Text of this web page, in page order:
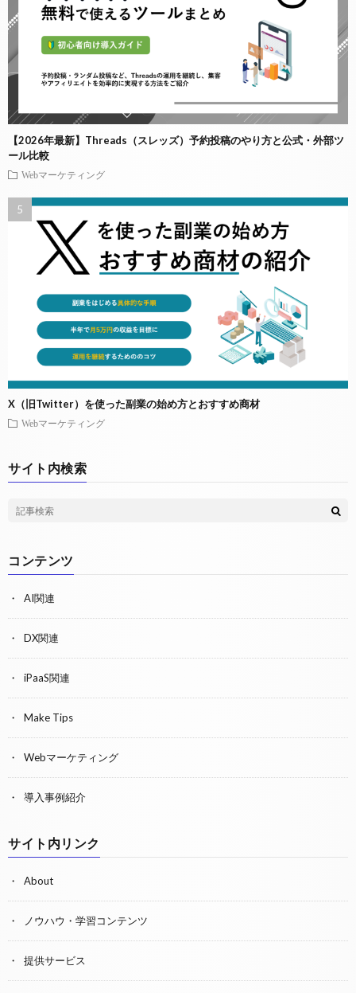
【2026年最新】Threads（スレッズ）予約投稿のやり方と公式・外部ツ
ール比較
Webマーケティング
X（旧Twitter）を使った副業の始め方とおすすめ商材
Webマーケティング
サイト内検索
コンテンツ
AI関連
DX関連
iPaaS関連
Make Tips
Webマーケティング
導入事例紹介
サイト内リンク
About
ノウハウ・学習コンテンツ
提供サービス